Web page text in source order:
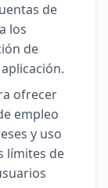
de
los
de
ofrecer
empleo
y uso
límites de